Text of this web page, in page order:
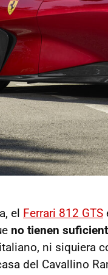
el Ferrari 812 GTS
no tienen
ni siquiera
del Cavallino